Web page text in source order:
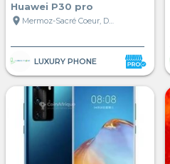
Huawei P30 pro
location_on
Mermoz-Sacré Coeur, Dakar, Sénégal
LUXURY PHONE